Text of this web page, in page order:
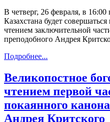
В четверг, 26 февраля, в
Казахстана будет
чтением заключительной
преподобного Андрея
Подробнее...
Великопостное
чтением первой
покаянного
Андрея Критского